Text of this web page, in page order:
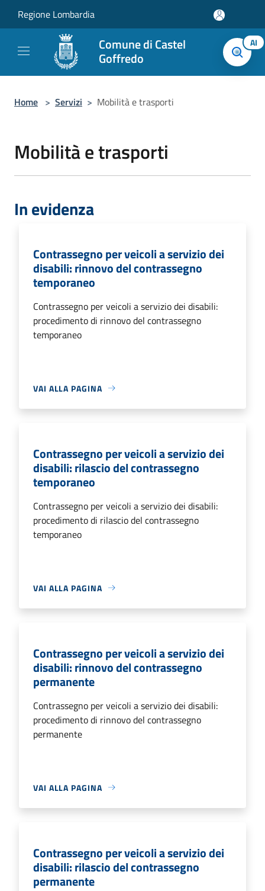
Regione Lombardia
Comune di Castel
Goffredo
AI
Home > Servizi > Mobilità e trasporti
Mobilità e trasporti
In evidenza
Contrassegno per veicoli a servizio dei
disabili: rinnovo del contrassegno
temporaneo
Contrassegno per veicoli a servizio dei disabili:
procedimento di rinnovo del contrassegno
temporaneo
VAI ALLA PAGINA
Contrassegno per veicoli a servizio dei
disabili: rilascio del contrassegno
temporaneo
Contrassegno per veicoli a servizio dei disabili:
procedimento di rilascio del contrassegno
temporaneo
VAI ALLA PAGINA
Contrassegno per veicoli a servizio dei
disabili: rinnovo del contrassegno
permanente
Contrassegno per veicoli a servizio dei disabili:
procedimento di rinnovo del contrassegno
permanente
VAI ALLA PAGINA
Contrassegno per veicoli a servizio dei
disabili: rilascio del contrassegno
permanente